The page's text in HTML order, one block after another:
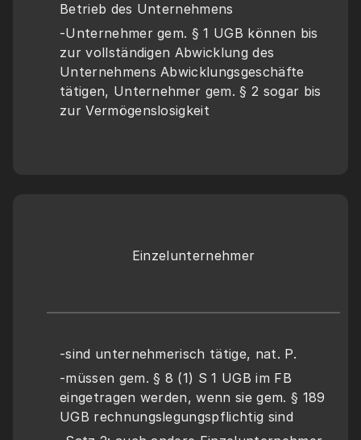
Betrieb des Unternehmens
-Unternehmer gem. § 1 UGB können bis
zur vollständigen Abwicklung des
Unternehmens Abwicklungsgeschäfte
tätigen, Unternehmer gem. § 2 sogar bis
zur Vermögenslosigkeit
Einzelunternehmer
-sind unternehmerisch tätige, nat. P.
-müssen gem. § 8 (1) S 1 UGB im FB
eingetragen werden, wenn sie gem. § 189
UGB rechnungslegungspflichtig sind